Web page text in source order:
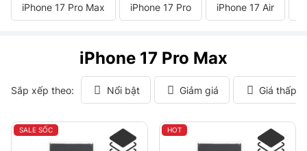
iPhone 17 Pro Max iPhone 17 Pro iPhone 17 Air
iPhone 17 Pro Max
Sắp xếp theo: Nổi bật Giảm giá Giá thấp
SALE SỐC HOT